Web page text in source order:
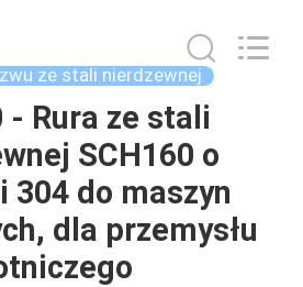
ze stali nierdzewnej
- Rura ze stali
SCH160 o
304 do maszyn
dla przemysłu